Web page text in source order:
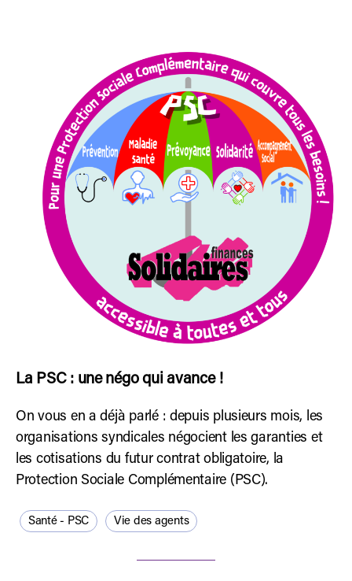
La PSC : une négo qui avance !
On vous en a déjà parlé : depuis plusieurs mois, les
organisations syndicales négocient les garanties et
les cotisations du futur contrat obligatoire, la
Protection Sociale Complémentaire (PSC).
Santé - PSC Vie des agents